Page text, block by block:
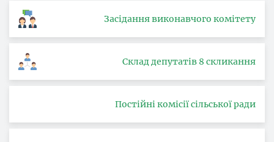
Засідання виконавчого комітету
Склад депутатів 8 скликання
Постійні комісії сільської ради